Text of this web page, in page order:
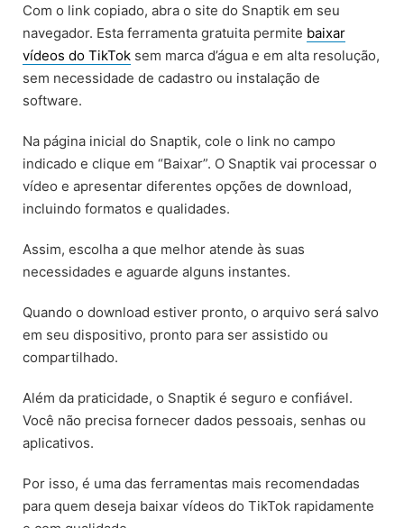
Com o link copiado, abra o site do Snaptik em seu
navegador. Esta ferramenta gratuita permite baixar
vídeos do TikTok sem marca d’água e em alta resolução,
sem necessidade de cadastro ou instalação de
software.
Na página inicial do Snaptik, cole o link no campo
indicado e clique em “Baixar”. O Snaptik vai processar o
vídeo e apresentar diferentes opções de download,
incluindo formatos e qualidades.
Assim, escolha a que melhor atende às suas
necessidades e aguarde alguns instantes.
Quando o download estiver pronto, o arquivo será salvo
em seu dispositivo, pronto para ser assistido ou
compartilhado.
Além da praticidade, o Snaptik é seguro e confiável.
Você não precisa fornecer dados pessoais, senhas ou
aplicativos.
Por isso, é uma das ferramentas mais recomendadas
para quem deseja baixar vídeos do TikTok rapidamente